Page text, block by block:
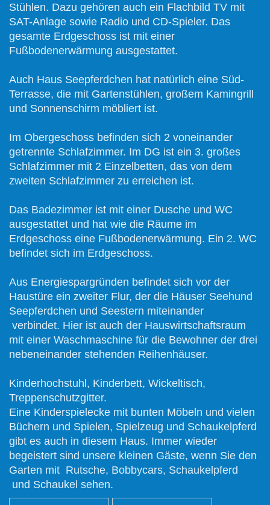
Stühlen. Dazu gehören auch ein Flachbild TV mit
SAT-Anlage sowie Radio und CD-Spieler. Das
gesamte Erdgeschoss ist mit einer
Fußbodenerwärmung ausgestattet.
Auch Haus Seepferdchen hat natürlich eine Süd-
Terrasse, die mit Gartenstühlen, großem Kamingrill
und Sonnenschirm möbliert ist.
Im Obergeschoss befinden sich 2 voneinander
getrennte Schlafzimmer. Im DG ist ein 3. großes
Schlafzimmer mit 2 Einzelbetten, das von dem
zweiten Schlafzimmer zu erreichen ist.
Das Badezimmer ist mit einer Dusche und WC
ausgestattet und hat wie die Räume im
Erdgeschoss eine Fußbodenerwärmung. Ein 2. WC
befindet sich im Erdgeschoss.
Aus Energiespargründen befindet sich vor der
Haustüre ein zweiter Flur, der die Häuser Seehund
Seepferdchen und Seestern miteinander
verbindet. Hier ist auch der Hauswirtschaftsraum
mit einer Waschmaschine für die Bewohner der drei
nebeneinander stehenden Reihenhäuser.
Kinderhochstuhl, Kinderbett, Wickeltisch,
Treppenschutzgitter.
Eine Kinderspielecke mit bunten Möbeln und vielen
Büchern und Spielen, Spielzeug und Schaukelpferd
gibt es auch in diesem Haus. Immer wieder
begeistert sind unsere kleinen Gäste, wenn Sie den
Garten mit Rutsche, Bobbycars, Schaukelpferd
und Schaukel sehen.